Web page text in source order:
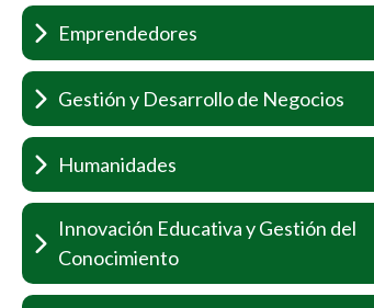
Emprendedores
Gestión y Desarrollo de Negocios
Humanidades
Innovación Educativa y Gestión del
Conocimiento